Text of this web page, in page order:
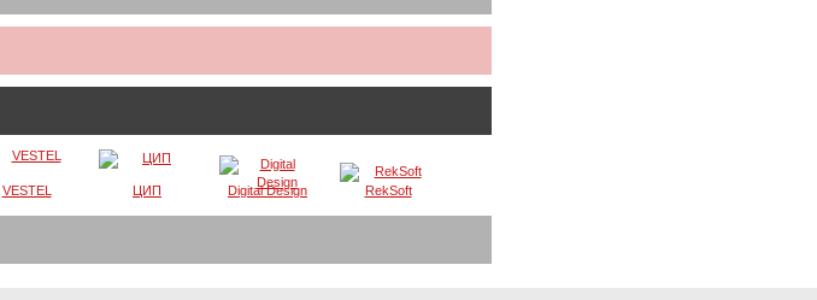
VESTEL ЦИП Digital Design RekSoft